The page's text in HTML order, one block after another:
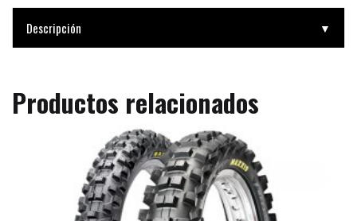
Descripción ▼
Productos relacionados